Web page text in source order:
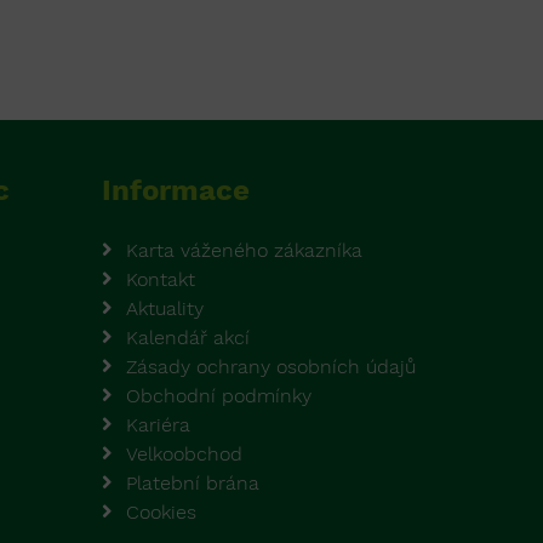
Informace
Karta váženého zákazníka
Kontakt
Aktuality
Kalendář akcí
Zásady ochrany osobních údajů
Obchodní podmínky
Kariéra
Velkoobchod
Platební brána
Cookies